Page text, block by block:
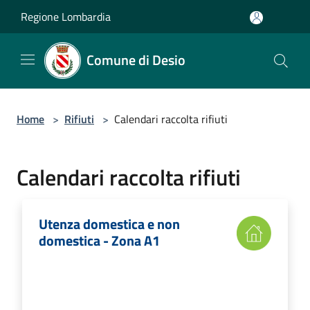
Regione Lombardia
Comune di Desio
Home > Rifiuti > Calendari raccolta rifiuti
Calendari raccolta rifiuti
Utenza domestica e non
domestica - Zona A1